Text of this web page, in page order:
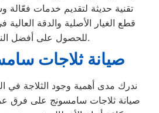
تقنية حديثة لتقديم خدمات فعّالة
قطع الغيار الأصلية والدقة العالية
للحصول على أفضل النتائج الممكنة.
صيانة ثلاجات
ندرك مدى أهمية وجود الثلاجة في
صيانة ثلاجات سامسونج على فرق